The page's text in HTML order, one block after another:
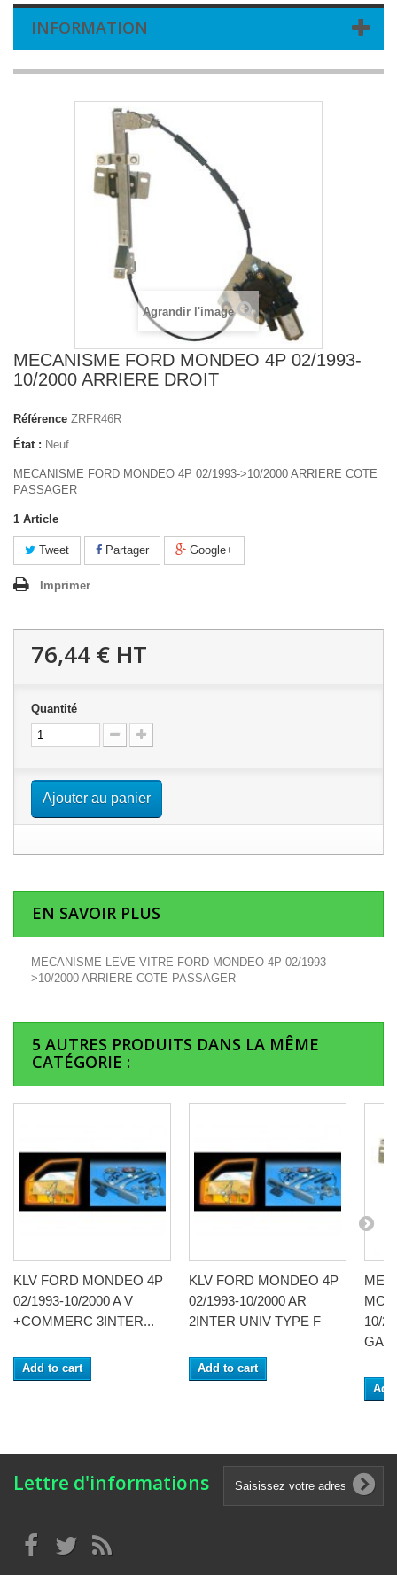
INFORMATION
Agrandir l'image
MECANISME FORD MONDEO 4P 02/1993-
10/2000 ARRIERE DROIT
Référence ZRFR46R
État : Neuf
MECANISME FORD MONDEO 4P 02/1993->10/2000 ARRIERE COTE
PASSAGER
1 Article
Tweet Partager Google+
Imprimer
76,44 € HT
Quantité
Ajouter au panier
EN SAVOIR PLUS
MECANISME LEVE VITRE FORD MONDEO 4P 02/1993-
>10/2000 ARRIERE COTE PASSAGER
5 AUTRES PRODUITS DANS LA MÊME
CATÉGORIE :
KLV FORD MONDEO 4P
02/1993-10/2000 A V
+COMMERC 3INTER...
Add to cart
KLV FORD MONDEO 4P
02/1993-10/2000 AR
2INTER UNIV TYPE F
Add to cart
10/
Lettre d'informations